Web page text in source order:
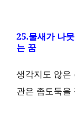
25.물새가 나
는 꿈
생각지도 않은
관은 좀도둑을